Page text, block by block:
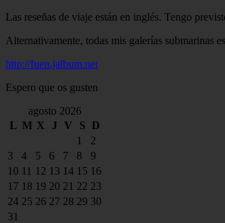
Las reseñas de viaje están en inglés. Tengo
Alternativamente, todas mis galerías submarinas
http://fuen.jalbum.net
Espero que os gusten
agosto 2026
L M X J V S D
1
2
3
4 5 6 7 8
9
10 11 12 13 14 15 16
17 18 19 20 21 22 23
24 25 26 27 28 29 30
31